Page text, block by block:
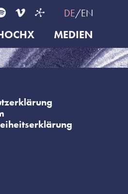
DE EN
MEDIEN